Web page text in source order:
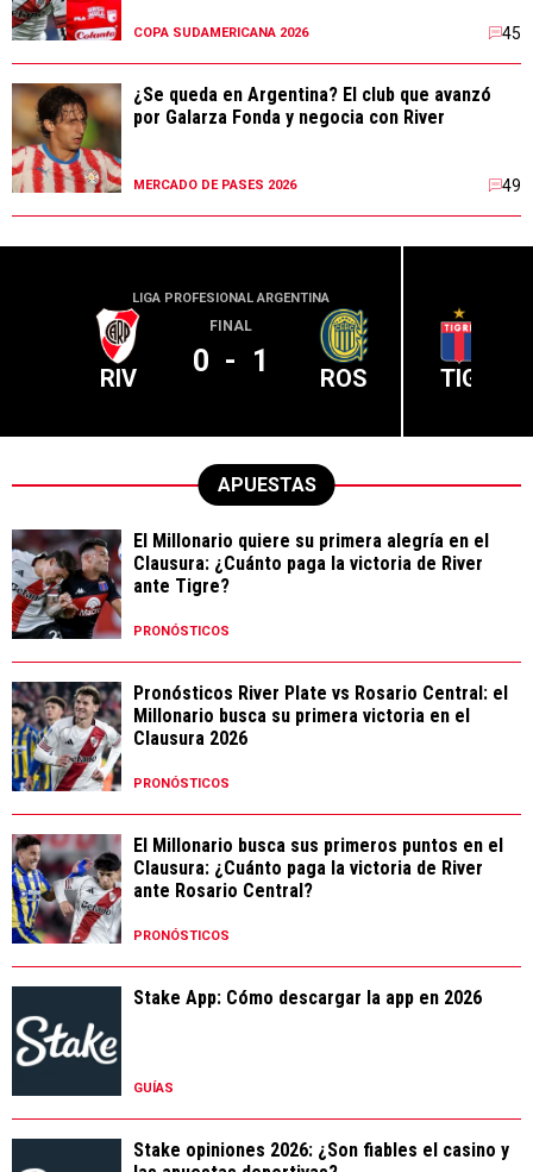
COPA SUDAMERICANA 2026 45
¿Se queda en Argentina? El club que avanzó
por Galarza Fonda y negocia con River
MERCADO DE PASES 2026 49
LIGA PROFESIONAL ARGENTINA
RIV
FINAL
0 - 1 ROS TIG
APUESTAS
El Millonario quiere su primera alegría en el
Clausura: ¿Cuánto paga la victoria de River
ante Tigre?
PRONÓSTICOS
Pronósticos River Plate vs Rosario Central: el
Millonario busca su primera victoria en el
Clausura 2026
PRONÓSTICOS
El Millonario busca sus primeros puntos en el
Clausura: ¿Cuánto paga la victoria de River
ante Rosario Central?
PRONÓSTICOS
Stake App: Cómo descargar la app en 2026
GUÍAS
Stake opiniones 2026: ¿Son fiables el casino y